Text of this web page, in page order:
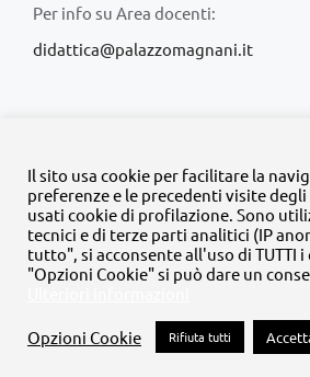
Per info su Area docenti:
didattica@palazzomagnani.it
© Copyright 2020 -2026 | Tutti i diritti
progetto dellaFondazione
FacebookInstagram
Il sito usa cookie per facilitare la
preferenze e le precedenti visite
usati cookie di profilazione. Sono
tecnici e di terze parti analitici (IP
tutto", si acconsente all'uso di TUTTI
"Opzioni Cookie" si può dare un
Opzioni Cookie Rifiuta tutti